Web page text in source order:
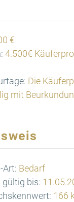
€
4.500€
Die
mit
Art: Bedarf
gültig bis:
166